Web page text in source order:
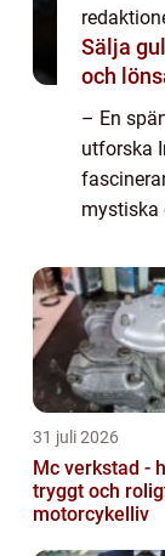
Sälja guld i
och
– En
utforska
mystiska
och ge
31 juli 2026
Mc verkstad -
tryggt och
motorcykelliv